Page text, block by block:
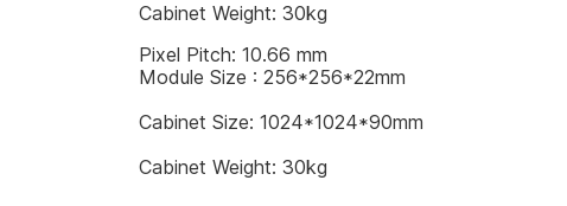
Cabinet Weight: 30kg
Pixel Pitch: 10.66 mm
Module Size : 256*256*22mm
Cabinet Size: 1024*1024*90mm
Cabinet Weight: 30kg